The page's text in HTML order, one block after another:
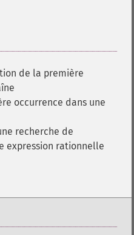
de la première
occurrence dans une
recherche de
expression rationnelle